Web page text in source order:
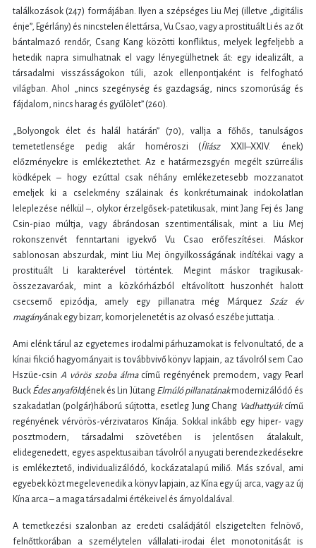
találkozások (247) formájában. Ilyen a szépséges Liu Mej (illetve „digitális
énje”, Egérlány) és nincstelen élettársa, Vu Csao, vagy a prostituált Li és az őt
bántalmazó rendőr, Csang Kang közötti konfliktus, melyek legfeljebb a
hetedik napra simulhatnak el vagy lényegülhetnek át: egy idealizált, a
társadalmi visszásságokon túli, azok ellenpontjaként is felfogható
világban. Ahol „nincs szegénység és gazdagság, nincs szomorúság és
fájdalom, nincs harag és gyűlölet” (260).
„Bolyongok élet és halál határán” (70), vallja a főhős, tanulságos
temetetlensége pedig akár homéroszi (ÍliászXXII–XXIV. ének)
előzményekre is emlékeztethet. Az e határmezsgyén megélt szürreális
ködképek – hogy ezúttal csak néhány emlékezetesebb mozzanatot
emeljek ki a cselekmény szálainak és konkrétumainak indokolatlan
leleplezése nélkül –, olykor érzelgősek-patetikusak, mint Jang Fej és Jang
Csin-piao múltja, vagy ábrándosan szentimentálisak, mint a Liu Mej
rokonszenvét fenntartani igyekvő Vu Csao erőfeszítései. Máskor
sablonosan abszurdak, mint Liu Mej öngyilkosságának indítékai vagy a
prostituált Li karakterével történtek. Megint máskor tragikusak-
összezavaróak, mint a közkórházból eltávolított huszonhét halott
csecsemő epizódja, amely egy pillanatra még Márquez Száz év
magányának egy bizarr, komor jelenetét is az olvasó eszébe juttatja. .
Ami elénk tárul az egyetemes irodalmi párhuzamokat is felvonultató, de a
kínai fikció hagyományait is továbbvivő könyv lapjain, az távolról sem Cao
Hszüe-csin A vörös szoba álma című regényének premodern, vagy Pearl
Buck Édes anyaföldjének és Lin Jütang Elmúló pillanatánakmodernizálódó és
szakadatlan (polgár)háború sújtotta, esetleg Jung Chang Vadhattyúkcímű
regényének vérvörös-vérzivataros Kínája. Sokkal inkább egy hiper- vagy
posztmodern, társadalmi szövetében is jelentősen átalakult,
elidegenedett, egyes aspektusaiban távolról a nyugati berendezkedésekre
is emlékeztető, individualizálódó, kockázatalapú miliő. Más szóval, ami
egyebek közt megelevenedik a könyv lapjain, az Kína egy új arca, vagy az új
Kína arca – a maga társadalmi értékeivel és árnyoldalával.
A temetkezési szalonban az eredeti családjától elszigetelten felnövő,
felnőttkorában a személytelen vállalati-irodai élet monotonitását is